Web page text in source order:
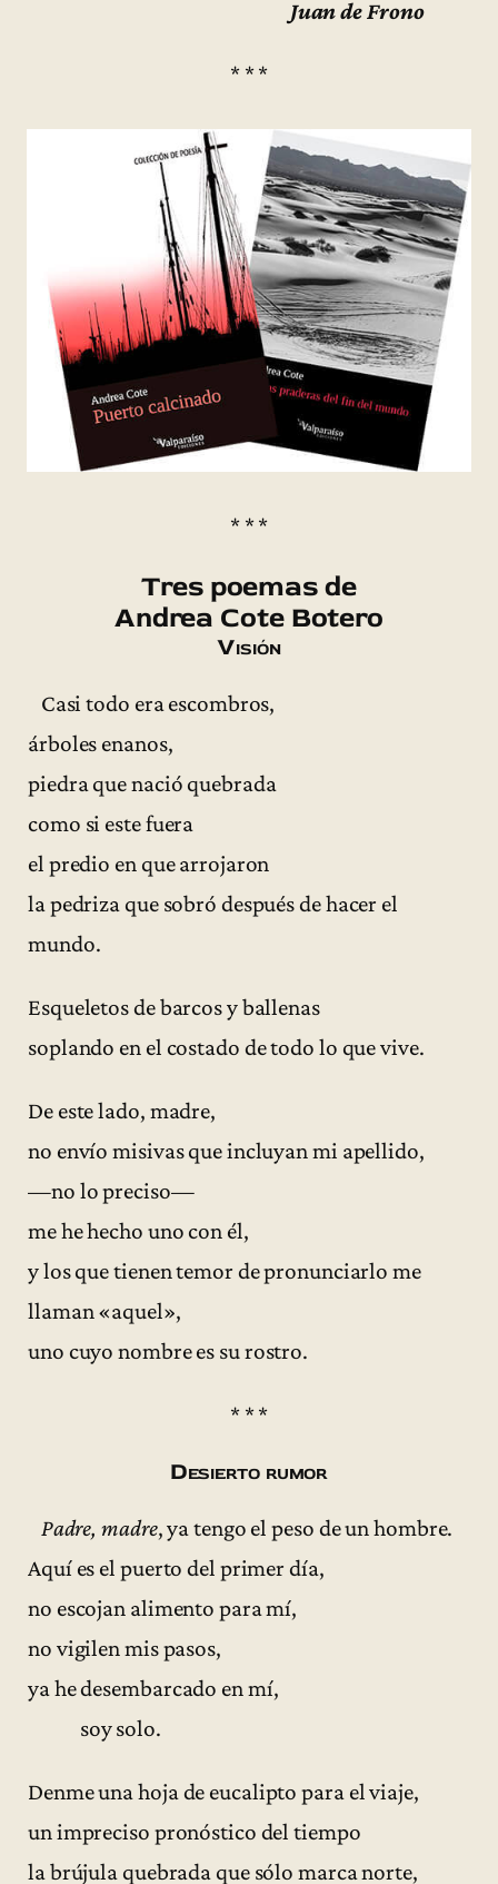
Juan de Frono
* * *
* * *
Tres poemas de
Andrea Cote Botero
Visión
Casi todo era escombros,
árboles enanos,
piedra que nació quebrada
como si este fuera
el predio en que arrojaron
la pedriza que sobró después de hacer el
mundo.
Esqueletos de barcos y ballenas
soplando en el costado de todo lo que vive.
De este lado, madre,
no envío misivas que incluyan mi apellido,
—no lo preciso—
me he hecho uno con él,
y los que tienen temor de pronunciarlo me
llaman «aquel»,
uno cuyo nombre es su rostro.
* * *
Desierto rumor
Padre, madre, ya tengo el peso de un hombre.
Aquí es el puerto del primer día,
no escojan alimento para mí,
no vigilen mis pasos,
ya he desembarcado en mí,
soy solo.
Denme una hoja de eucalipto para el viaje,
un impreciso pronóstico del tiempo
la brújula quebrada que sólo marca norte,